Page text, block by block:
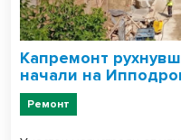
Капремонт
начали на
Ремонт